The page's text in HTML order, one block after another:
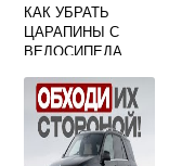
КАК УБРАТЬ
ЦАРАПИНЫ С
ВЕЛОСИПЕДА